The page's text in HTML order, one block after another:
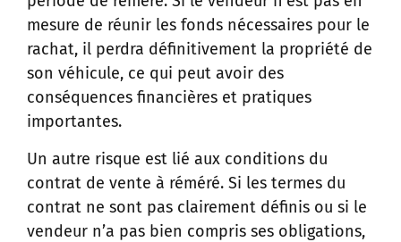
mesure de réunir les fonds nécessaires pour le
rachat, il perdra définitivement la propriété de
son véhicule, ce qui peut avoir des
conséquences financières et pratiques
importantes.
Un autre risque est lié aux conditions du
contrat de vente à réméré. Si les termes du
contrat ne sont pas clairement définis ou si le
vendeur n’a pas bien compris ses obligations,